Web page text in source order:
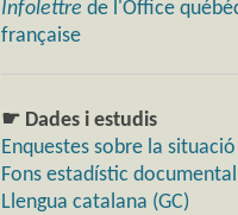
Infolettre de l'Office
française
☛ Dades i estudis
Enquestes sobre la
Fons estadístic documental
Llengua catalana (GC)